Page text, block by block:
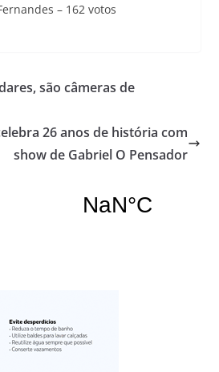
– 162 votos
são câmeras de
26 anos de história com
show de Gabriel O Pensador